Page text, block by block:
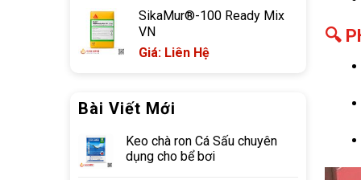
SikaMur®-100 Ready Mix
VN
Giá: Liên Hệ
Bài Viết Mới
Keo chà ron Cá Sấu chuyên
dụng cho bể bơi
🔍